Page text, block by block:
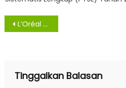
Navigasi
L’Oréal Professionnel Gelar Peluncuran Virtual Smoky Hair Meriah Dengan Gebyar Puluhan Hadiah
Tinggalkan Balasan